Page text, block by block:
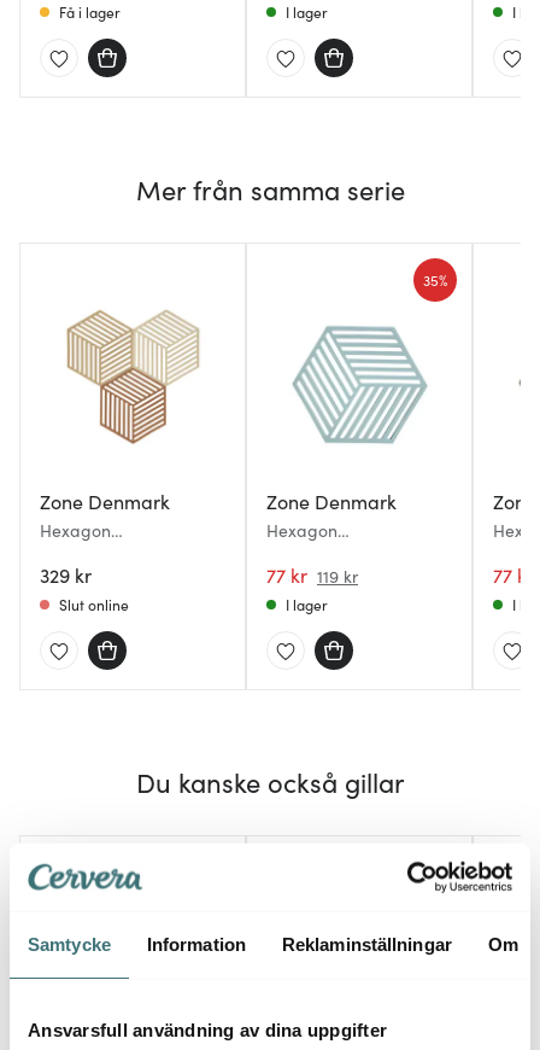
Samtycke Information Reklaminställningar Om
Ansvarsfull användning av dina uppgifter
Få i lager I lager I
Mer från samma serie
Zone Denmark
Hexagon
16 cm Khaki/Warm
sand/Almond
329 kr
Slut online
Zone Denmark
Hexagon
Fog blue
77 kr 119 kr
35%
I lager
77 kr
I
Du kanske också gillar